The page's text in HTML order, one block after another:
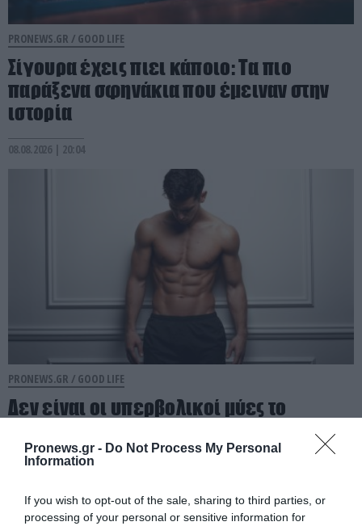
Pronews.gr - Do Not Process My Personal
Information
If you wish to opt-out of the sale, sharing to third parties, or
processing of your personal or sensitive information for
PRONEWS.GR / GOOD LIFE
Σίγουρα έχεις πιει κάποιο: Τα πιο
παράξενα σφηνάκια που έμειναν στην
ιστορία
08.08.2026 | 20:04
PRONEWS.GR / GOOD LIFE
Δεν είναι οι υπερβολικοί μύες το
«κλειδί»: Το ποσοστό λίπους που κάνει
το ανδρικό σώμα πιο ελκυστικό